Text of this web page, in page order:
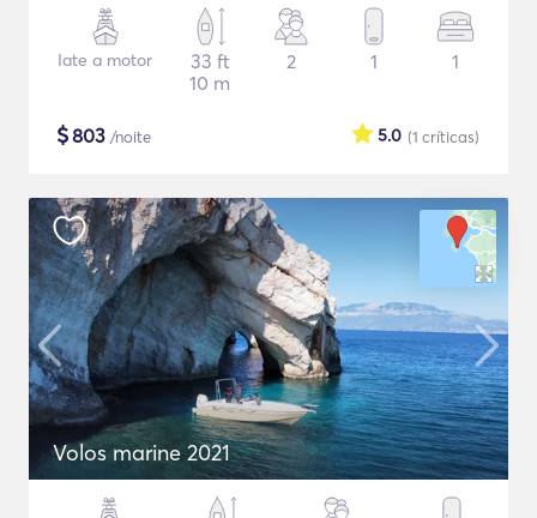
Iate a motor
33 ft
10 m
2 1 1
$803 /noite (1 críticas)
5.0
Volos marine 2021